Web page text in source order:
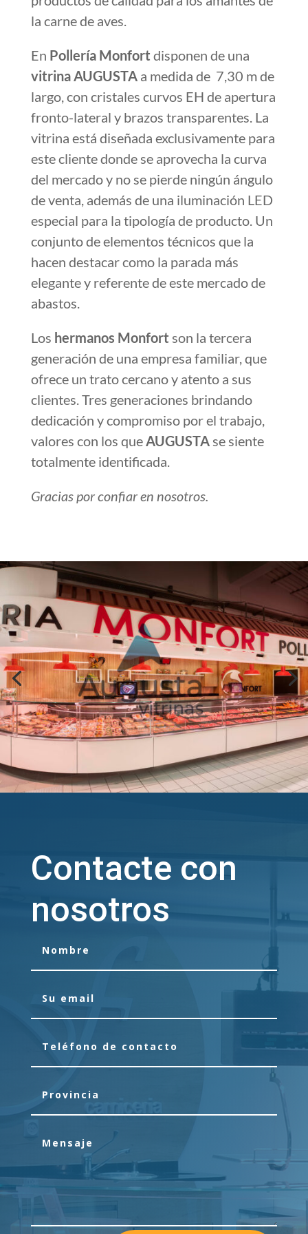
Establecimiento ubicado en el Mercado
de Benicarló donde encontrarás
productos de calidad para los amantes de
la carne de aves.
Pollería Monfort
disponen de una
vitrina AUGUSTA
a medida de 7,30 m de
largo, con cristales curvos EH de apertura
fronto-lateral y brazos transparentes. La
vitrina está diseñada exclusivamente para
este cliente donde se aprovecha la curva
del mercado y no se pierde ningún ángulo
de venta, además de una iluminación LED
conjunto de elementos técnicos que la
hacen destacar como la parada más
elegante y referente de este mercado de
abastos.
Los hermanos Monfortson la tercera
generación de una empresa familiar, que
clientes. Tres generaciones brindando
Gracias por confiar en nosotros.
Contacte con
nosotros